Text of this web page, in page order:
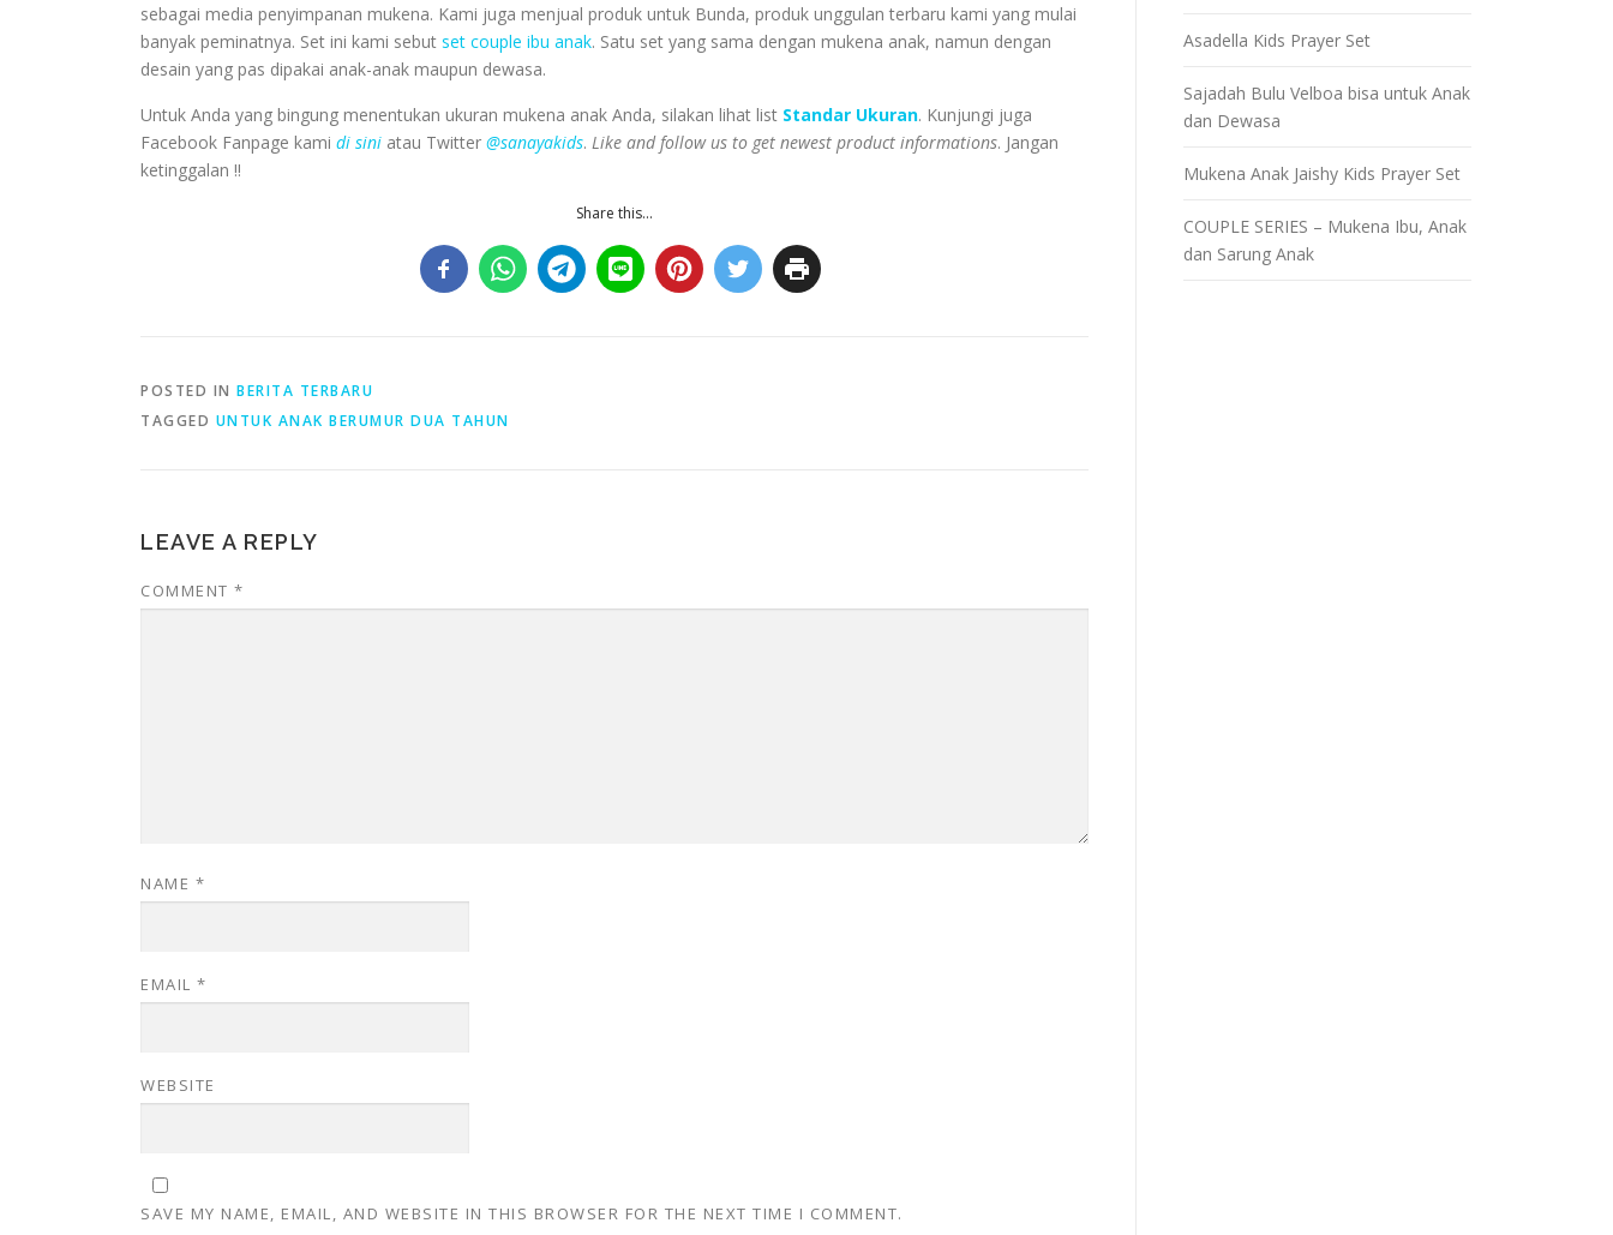
sebagai media penyimpanan mukena. Kami juga menjual produk untuk Bunda, produk unggulan terbaru kami yang mulai
banyak peminatnya. Set ini kami sebut set couple ibu anak. Satu set yang sama dengan mukena anak, namun dengan
desain yang pas dipakai anak-anak maupun dewasa.
Untuk Anda yang bingung menentukan ukuran mukena anak Anda, silakan lihat list Standar Ukuran. Kunjungi juga
Facebook Fanpage kami di sini atau Twitter @sanayakids. Like and follow us to get newest product informations. Jangan
ketinggalan !!
Share this...
POSTED IN BERITA TERBARU
TAGGED UNTUK ANAK BERUMUR DUA TAHUN
LEAVE A REPLY
COMMENT *
NAME *
EMAIL *
WEBSITE
SAVE MY NAME, EMAIL, AND WEBSITE IN THIS BROWSER FOR THE NEXT TIME I COMMENT.
Asadella Kids Prayer Set
Sajadah Bulu Velboa bisa untuk Anak
dan Dewasa
Mukena Anak Jaishy Kids Prayer Set
COUPLE SERIES – Mukena Ibu, Anak
dan Sarung Anak